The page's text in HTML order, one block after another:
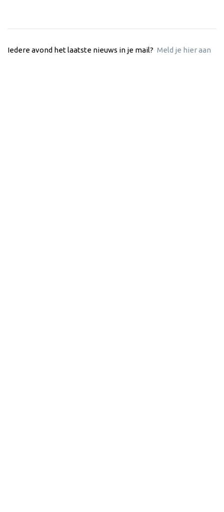
Iedere avond het laatste nieuws in je mail? Meld je hier aan